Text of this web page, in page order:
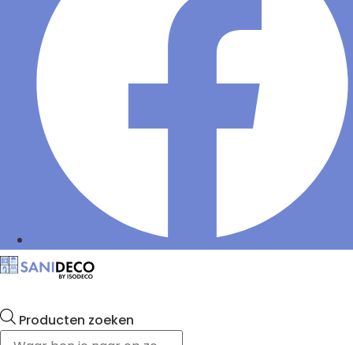
Producten zoeken